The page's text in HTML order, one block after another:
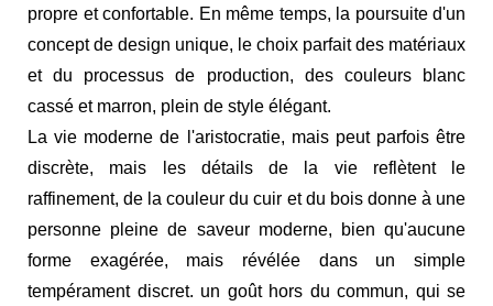
propre et confortable. En même temps, la poursuite d'un
concept de design unique, le choix parfait des matériaux
et du processus de production, des couleurs blanc
cassé et marron, plein de style élégant.
La vie moderne de l'aristocratie, mais peut parfois être
discrète, mais les détails de la vie reflètent le
raffinement, de la couleur du cuir et du bois donne à une
personne pleine de saveur moderne, bien qu'aucune
forme exagérée, mais révélée dans un simple
tempérament discret. un goût hors du commun, qui se